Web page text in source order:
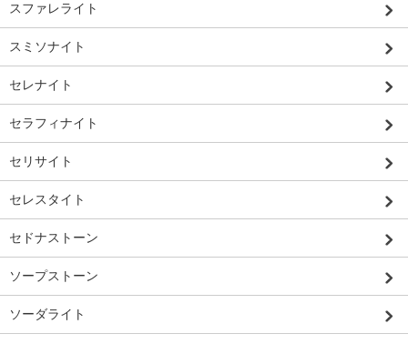
スファレライト
スミソナイト
セレナイト
セラフィナイト
セリサイト
セレスタイト
セドナストーン
ソープストーン
ソーダライト